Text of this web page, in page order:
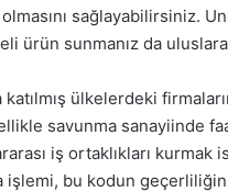
sağlayabilirsiniz.
ürün sunmanız da
katılmış ülkelerdeki
savunma sanayiinde
iş ortaklıkları kurmak
işlemi, bu kodun